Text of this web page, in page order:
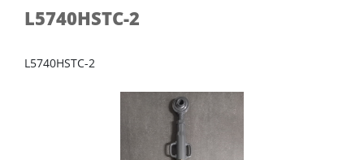
L5740HSTC-2
L5740HSTC-2